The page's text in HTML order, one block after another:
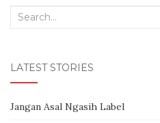
Search for:
LATEST STORIES
Jangan Asal Ngasih Label